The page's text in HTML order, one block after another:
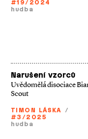
#19/2024
hudba
Narušení vzorců
Uvědomělá disociace
Scout
TIMON LÁSKA /
#3/2025
hudba